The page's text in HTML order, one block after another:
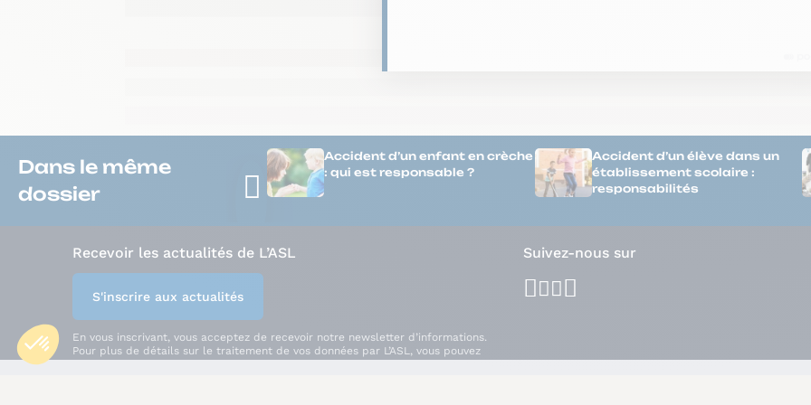
Dans le même
dossier
Accident d’un enfant en crèche
: qui est responsable ?
Accident d’un élève dans un
établissement scolaire :
responsabilités
Recevoir les actualités de L’ASL
S'inscrire aux actualités
En vous inscrivant, vous acceptez de recevoir notre newsletter d’informations.
Pour plus de détails sur le traitement de vos données par L’ASL, vous pouvez
Suivez-nous sur
facebook
instagram
linkedin